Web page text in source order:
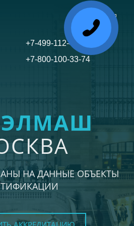
Toggle
ЭЛМАШ
НА ДАННЫЕ ОБЪЕКТЫ
+7-499-112-45-81
+7-800-100-33-74